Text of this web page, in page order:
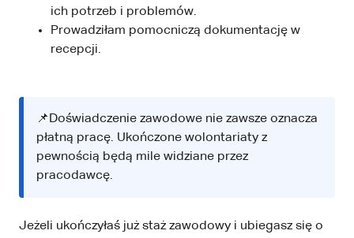
ich potrzeb i problemów.
Prowadziłam pomocniczą dokumentację w
recepcji.
📌Doświadczenie zawodowe nie zawsze oznacza
płatną pracę. Ukończone wolontariaty z
pewnością będą mile widziane przez
pracodawcę.
Jeżeli ukończyłaś już staż zawodowy i ubiegasz się o